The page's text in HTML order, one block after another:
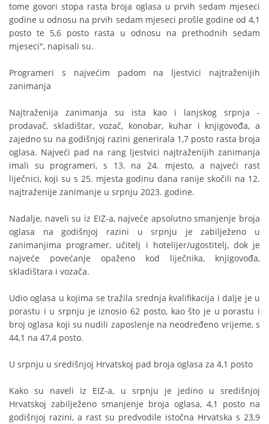
tome govori stopa rasta broja oglasa u prvih sedam mjeseci
godine u odnosu na prvih sedam mjeseci prošle godine od 4,1
posto te 5,6 posto rasta u odnosu na prethodnih sedam
mjeseci", napisali su.
Programeri s najvećim padom na ljestvici najtraženijih
zanimanja
Najtraženija zanimanja su ista kao i lanjskog srpnja -
prodavač, skladištar, vozač, konobar, kuhar i knjigovođa, a
zajedno su na godišnjoj razini generirala 1,7 posto rasta broja
oglasa. Najveći pad na rang ljestvici najtraženijih zanimanja
imali su programeri, s 13. na 24. mjesto, a najveći rast
liječnici, koji su s 25. mjesta godinu dana ranije skočili na 12.
najtraženije zanimanje u srpnju 2023. godine.
Nadalje, naveli su iz EIZ-a, najveće apsolutno smanjenje broja
oglasa na godišnjoj razini u srpnju je zabilježeno u
zanimanjima programer, učitelj i hotelijer/ugostitelj, dok je
najveće povećanje opaženo kod liječnika, knjigovođa,
skladištara i vozača.
Udio oglasa u kojima se tražila srednja kvalifikacija i dalje je u
porastu i u srpnju je iznosio 62 posto, kao što je u porastu i
broj oglasa koji su nudili zaposlenje na neodređeno vrijeme, s
44,1 na 47,4 posto.
U srpnju u središnjoj Hrvatskoj pad broja oglasa za 4,1 posto
Kako su naveli iz EIZ-a, u srpnju je jedino u središnjoj
Hrvatskoj zabilježeno smanjenje broja oglasa, 4,1 posto na
godišnjoj razini, a rast su predvodile istočna Hrvatska s 23,9